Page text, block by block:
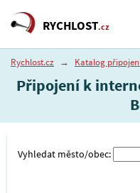
RYCHLOST.cz
Rychlost.cz → Katalog
Připojení k
Vyhledat město/obec: